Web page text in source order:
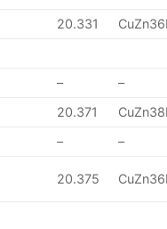
20.331
–
–
20.371
– –
20.375